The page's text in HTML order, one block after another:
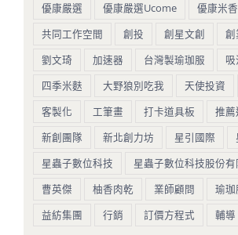
優康嚴選
優康嚴選Ucome
優康米香
共同工作空間
創投 創星文創 創
劉文琦
加速器 台灣製瑜珈服
四季米麩
大野狼別吃我 天使投資
客製化
工筆畫 打卡道具板 推薦
新創團隊
新北創力坊 星引國際
星蟲子數位科技
星蟲子數位科技股份有
曹英傑
柚香肉乾 業師顧問
瑜珈
益紡集團
行銷 訂價方程式 輔導